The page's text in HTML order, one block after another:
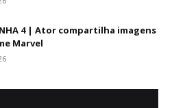
4 | Ator compartilha imagens
Marvel